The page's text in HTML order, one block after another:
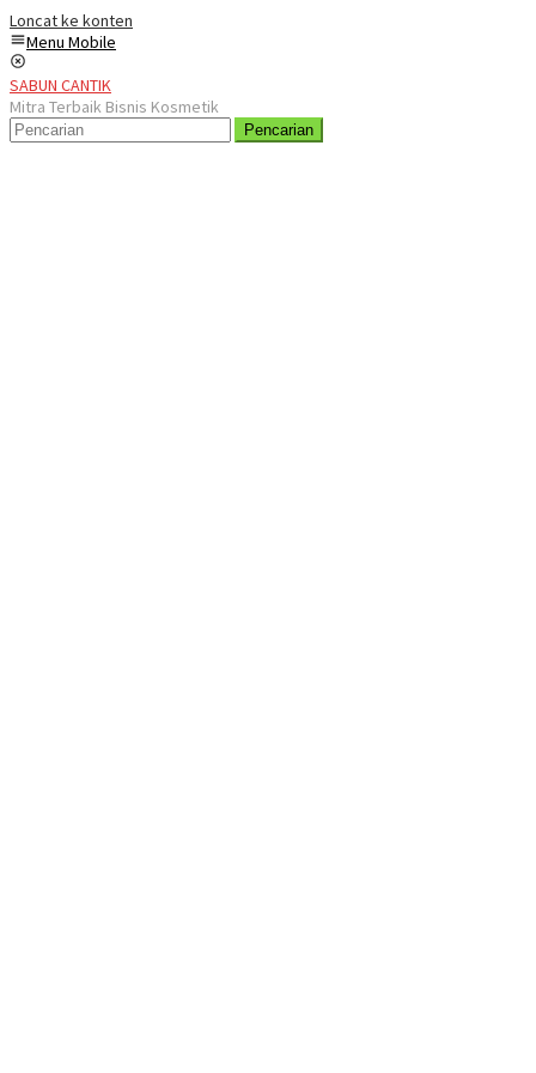
Loncat ke konten
Menu Mobile
SABUN CANTIK
Mitra Terbaik Bisnis Kosmetik
Pencarian